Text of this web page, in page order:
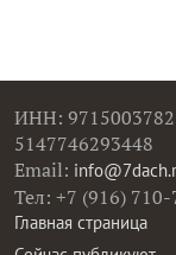
ИНН:
5147746293448
Email:
Тел: +7 (916)
Главная страница